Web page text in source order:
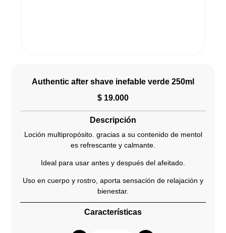
Authentic after shave inefable verde 250ml
$ 19.000
Descripción
Loción multipropósito. gracias a su contenido de mentol
es refrescante y calmante.
Ideal para usar antes y después del afeitado.
Uso en cuerpo y rostro, aporta sensación de relajación y
bienestar.
Características